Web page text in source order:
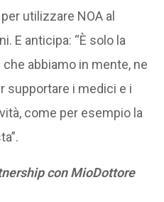
utilizzare NOA al
E anticipa: “È solo la
abbiamo in mente, ne
supportare i medici e i
come per esempio la
con MioDottore